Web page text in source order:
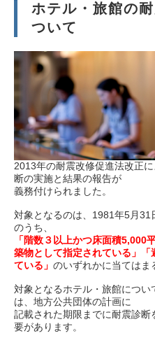
ホテル・旅館の
ついて
2013年の耐震改修促進法改正
断の実施と結果の報告が
義務付けられました。
対象となるのは、1981年5月
のうち、
「階数３以上かつ床面積5,000
築物として指定されている」
ている」 のいずれかに当てはま
対象となるホテル・旅館につい
は、地方公共団体の計画に
記載された期限までに耐震診
要があります。
耐震診断とは
耐震診断費用の目安
耐震診断の流れ
耐震診断の基準（is値）
補助金利用の耐震診断
現地調査写真
耐震診断実績